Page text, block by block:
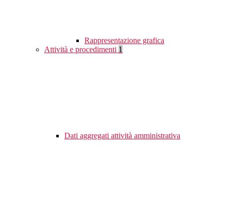
Rappresentazione grafica
Attività e procedimenti 1
Dati aggregati attività amministrativa